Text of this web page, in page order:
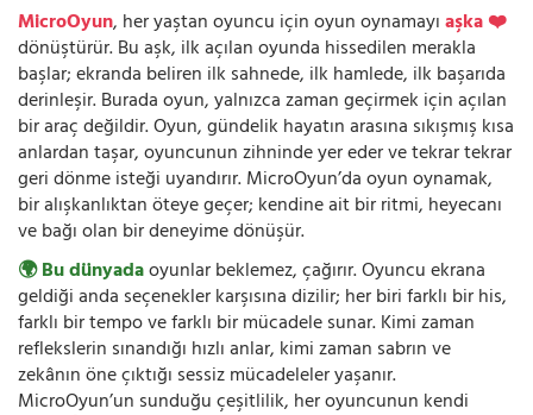
MicroOyun, her yaştan oyuncu için oyun oynamayıaşka ❤️
dönüştürür. Bu aşk, ilk açılan oyunda hissedilen merakla
başlar; ekranda beliren ilk sahnede, ilk hamlede, ilk başarıda
derinleşir. Burada oyun, yalnızca zaman geçirmek için açılan
bir araç değildir. Oyun, gündelik hayatın arasına sıkışmış kısa
anlardan taşar, oyuncunun zihninde yer eder ve tekrar tekrar
geri dönme isteği uyandırır. MicroOyun’da oyun oynamak,
bir alışkanlıktan öteye geçer; kendine ait bir ritmi, heyecanı
ve bağı olan bir deneyime dönüşür.
🌍 Bu dünyadaoyunlar beklemez, çağırır. Oyuncu ekrana
geldiği anda seçenekler karşısına dizilir; her biri farklı bir his,
farklı bir tempo ve farklı bir mücadele sunar. Kimi zaman
reflekslerin sınandığı hızlı anlar, kimi zaman sabrın ve
zekânın öne çıktığı sessiz mücadeleler yaşanır.
MicroOyun’un sunduğu çeşitlilik, her oyuncunun kendi